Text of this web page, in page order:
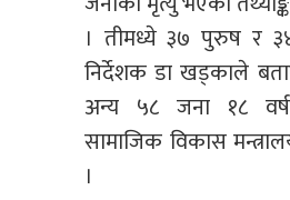
। तीमध्ये ३७ पुरुष र
निर्देशक डा खड्काले
अन्य ५८ जना १८
सामाजिक विकास
।